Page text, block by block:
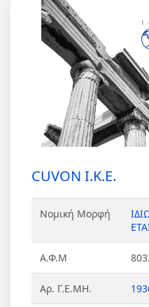
CUVON Ι.Κ.Ε.
Νομική Μορφή
Α.Φ.Μ
Αρ. Γ.Ε.ΜΗ.